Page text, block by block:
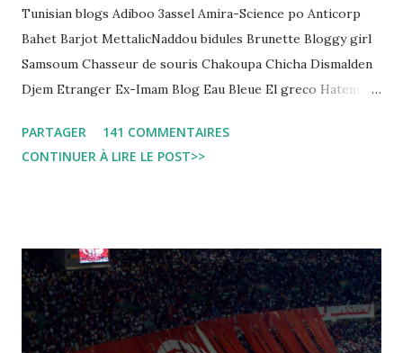
Tunisian blogs Adiboo 3assel Amira-Science po Anticorp
Bahet Barjot MettalicNaddou bidules Brunette Bloggy girl
Samsoum Chasseur de souris Chakoupa Chicha Dismalden
Djem Etranger Ex-Imam Blog Eau Bleue El greco Hatem
Leila fi amarikia Little Sarah American girl Massir mots a
dire Mouch ex Mazzika Tun...
PARTAGER
141 COMMENTAIRES
CONTINUER À LIRE LE POST>>